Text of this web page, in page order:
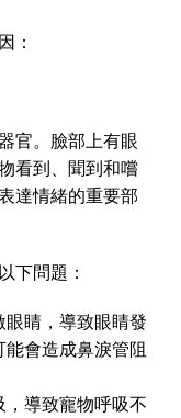
：
官。臉部上有眼
看到、聞到和嚐
達情緒的重要部
下問題：
睛，導致眼睛發
會造成鼻淚管阻
導致寵物呼吸不